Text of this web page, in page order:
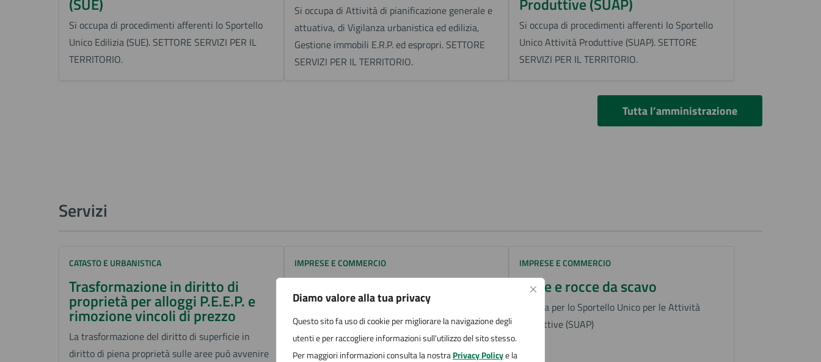
Diamo valore alla tua privacy
Questo sito fa uso di cookie per migliorare la navigazione degli
utenti e per raccogliere informazioni sull'utilizzo del sito stesso.
Per maggiori informazioni consulta la nostraPrivacy Policye la
Si occupa di procedimenti afferenti lo Sportello
Unico Edilizia (SUE). SETTORE SERVIZI PER IL
TERRITORIO.
Si occupa di Attività di pianificazione generale e
attuativa, di Vigilanza urbanistica ed edilizia,
Gestione immobili E.R.P. ed espropri. SETTORE
SERVIZI PER IL TERRITORIO.
Si occupa di procedimenti afferenti lo Sportello
Unico Attività Produttive (SUAP). SETTORE
SERVIZI PER IL TERRITORIO.
Tutta l’amministrazione
Servizi
CATASTO E URBANISTICA
Trasformazione in diritto di
proprietà per alloggi P.E.E.P. e
rimozione vincoli di prezzo
La trasformazione del diritto di superficie in
diritto di piena proprietà sulle aree può avvenire
IMPRESE E COMMERCIO
professionisti e/o imprese
Istanza per lo Sportello Unico per le Attività
Produttive (SUAP)
IMPRESE E COMMERCIO
Terre e rocce da scavo
Istanza per lo Sportello Unico per le Attività
Produttive (SUAP)